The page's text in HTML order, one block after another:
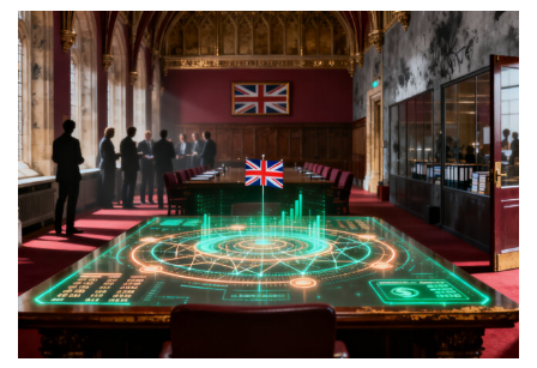
한국어
العربية
ไทย
ქართული
polski
vietnamese